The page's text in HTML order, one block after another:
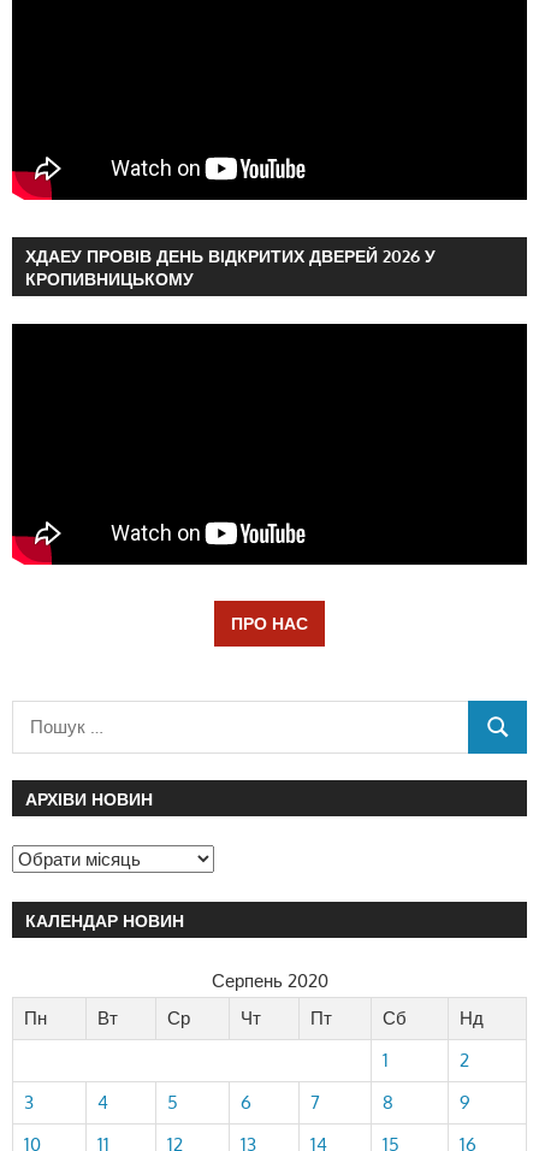
ХДАЕУ ПРОВІВ ДЕНЬ ВІДКРИТИХ ДВЕРЕЙ 2026 У
КРОПИВНИЦЬКОМУ
ПРО НАС
АРХІВИ НОВИН
КАЛЕНДАР НОВИН
Серпень 2020
Пн
Вт Ср Чт Пт Сб
Нд
1
2
3
4 5 6 7 8
9
10
11 12 13 14 15 16